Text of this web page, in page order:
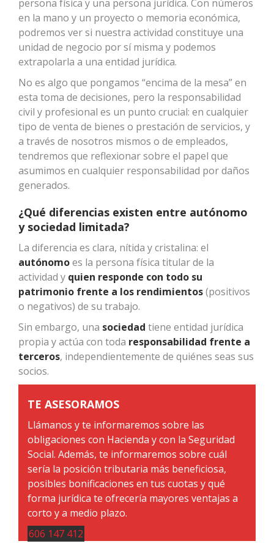
persona física y una persona jurídica. Con números
en la mano y un proyecto o memoria económica,
podremos ver si nuestra actividad constituye una
unidad de negocio por sí misma y podemos
extrapolarla a una entidad jurídica.
No es algo que pongamos “encima de la mesa” en
esta toma de decisiones, pero la responsabilidad
civil y profesional es un punto crucial: en cualquier
tipo de venta de bienes o prestación de servicios, y
a través de nosotros mismos o de empleados,
tendremos que reflexionar sobre el papel que
asumimos en cualquier responsabilidad por daños
generados.
¿Qué diferencias existen entre autónomo
y sociedad limitada?
La diferencia es clara, nítida y cristalina: el
autónomoes la persona física titular de la
actividad y quien responde con todo su
patrimonio frente a los rendimientos(positivos
o negativos) de su trabajo.
Sin embargo, una sociedad tiene entidad jurídica
propia y actúa con toda responsabilidad frente a
terceros, independientemente de quiénes seas sus
socios.
TE ASESORAMOS
Llámanos y te informaremos sobre las
obligaciones con Hacienda y con la Seguridad
Social. Además, te informaremos sobre cuál
sería la posición tributaria más beneficiosa,
posibles bonificaciones en tus cuotas y qué
forma jurídica te ofrecería mayores ventajas a
corto y a medio plazo.
606 147 412